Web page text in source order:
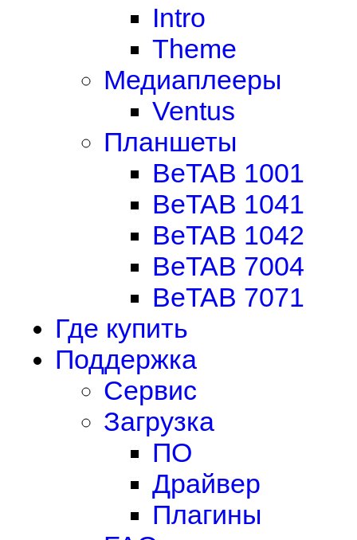
Intro
Theme
Медиаплееры
Ventus
Планшеты
BeTAB 1001
BeTAB 1041
BeTAB 1042
BeTAB 7004
BeTAB 7071
Где купить
Поддержка
Сервис
Загрузка
ПО
Драйвер
Плагины